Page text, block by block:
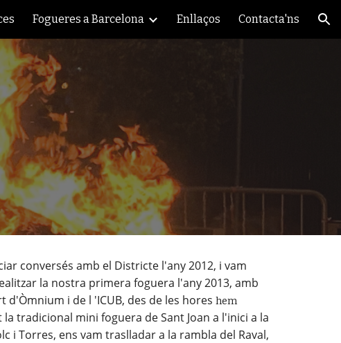
Fogueres a Barcelona Enllaços Contacta'ns
conversés amb el Districte l'any 2012, i vam
la nostra primera foguera l'any 2013, amb
d'Òmnium i de l 'ICUB, des de les hores
la tradicional mini foguera de Sant Joan a l'inici a la
i Torres, ens vam traslladar a la rambla del Raval,